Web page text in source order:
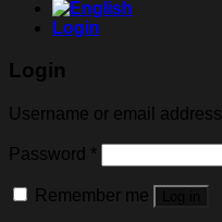
Login
Login
Username or email address
Password *
Remember me